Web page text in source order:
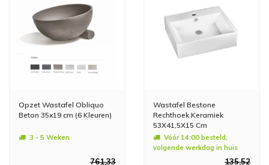
Opzet Wastafel Obliquo
Beton 35x19 cm (6 Kleuren)
3 - 5 Weken
761,33
Wastafel Bestone
Rechthoek Keramiek
53X41,5X15 Cm
Vóór 14:00 besteld,
volgende werkdag in huis
135,52